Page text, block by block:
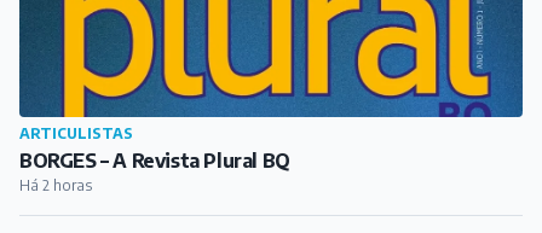
ARTICULISTAS
BORGES – A Revista Plural BQ
Há 2 horas